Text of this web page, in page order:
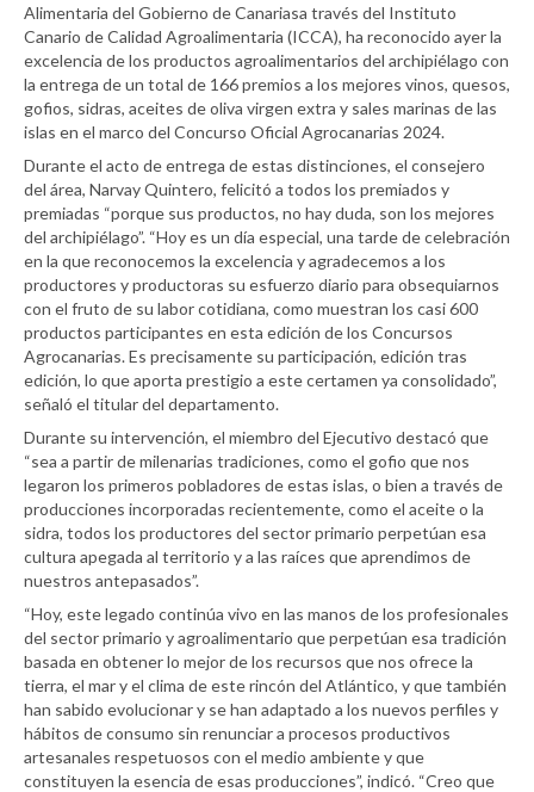
Alimentaria del Gobierno de Canariasa través del Instituto
Canario de Calidad Agroalimentaria (ICCA), ha reconocido ayer la
excelencia de los productos agroalimentarios del archipiélago con
la entrega de un total de 166 premios a los mejores vinos, quesos,
gofios, sidras, aceites de oliva virgen extra y sales marinas de las
islas en el marco del Concurso Oficial Agrocanarias 2024.
Durante el acto de entrega de estas distinciones, el consejero
del área, Narvay Quintero, felicitó a todos los premiados y
premiadas “porque sus productos, no hay duda, son los mejores
del archipiélago”. “Hoy es un día especial, una tarde de celebración
en la que reconocemos la excelencia y agradecemos a los
productores y productoras su esfuerzo diario para obsequiarnos
con el fruto de su labor cotidiana, como muestran los casi 600
productos participantes en esta edición de los Concursos
Agrocanarias. Es precisamente su participación, edición tras
edición, lo que aporta prestigio a este certamen ya consolidado”,
señaló el titular del departamento.
Durante su intervención, el miembro del Ejecutivo destacó que
“sea a partir de milenarias tradiciones, como el gofio que nos
legaron los primeros pobladores de estas islas, o bien a través de
producciones incorporadas recientemente, como el aceite o la
sidra, todos los productores del sector primario perpetúan esa
cultura apegada al territorio y a las raíces que aprendimos de
nuestros antepasados”.
“Hoy, este legado continúa vivo en las manos de los profesionales
del sector primario y agroalimentario que perpetúan esa tradición
basada en obtener lo mejor de los recursos que nos ofrece la
tierra, el mar y el clima de este rincón del Atlántico, y que también
han sabido evolucionar y se han adaptado a los nuevos perfiles y
hábitos de consumo sin renunciar a procesos productivos
artesanales respetuosos con el medio ambiente y que
constituyen la esencia de esas producciones”, indicó. “Creo que